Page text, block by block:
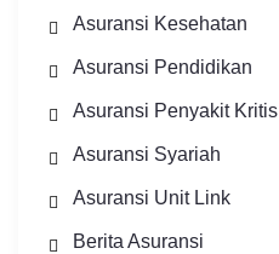
Asuransi Kesehatan
Asuransi Pendidikan
Asuransi Penyakit Kritis
Asuransi Syariah
Asuransi Unit Link
Berita Asuransi